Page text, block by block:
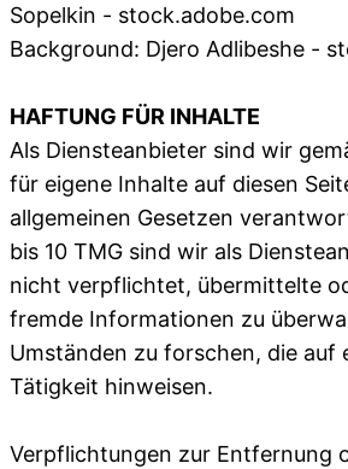
Sopelkin - stock.adobe.com
Background: Djero Adlibeshe -
HAFTUNG FÜR INHALTE
Als Diensteanbieter sind wir
für eigene Inhalte auf diesen
allgemeinen Gesetzen
bis 10 TMG sind wir als
nicht verpflichtet, übermittelte
fremde Informationen zu
Umständen zu forschen, die auf
Tätigkeit hinweisen.
Verpflichtungen zur Entfernung